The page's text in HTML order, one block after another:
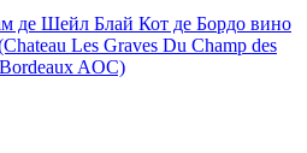
де Шейл Блай Кот де Бордо вино
Les Graves Du Champ des
AOC)